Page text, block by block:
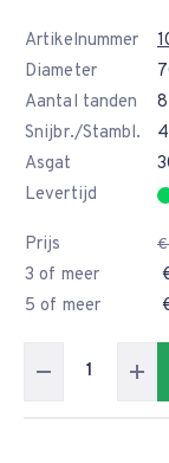
Artikelnummer
Diameter
Aantal tanden
Snijbr./Stambl.
Asgat
Levertijd
Prijs
3 of meer
5 of meer